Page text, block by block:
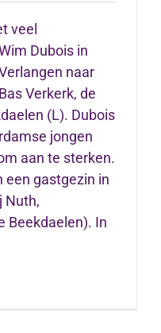
veel
Dubois in
naar
Verkerk, de
(L). Dubois
jongen
aan te sterken.
een gastgezin in
Nuth,
Beekdaelen). In